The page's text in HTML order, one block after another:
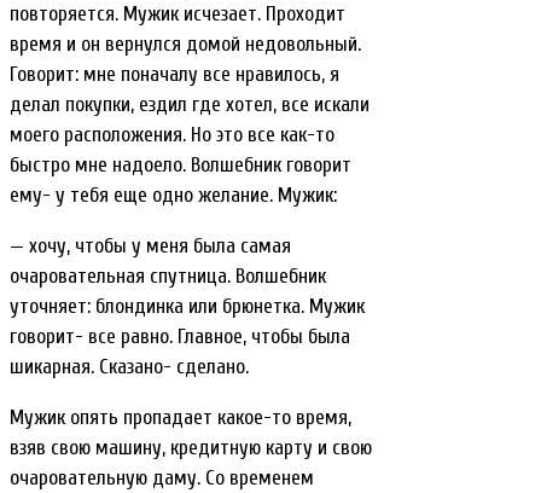
повторяется. Мужик исчезает. Проходит
время и он вернулся домой недовольный.
Говорит: мне поначалу все нравилось, я
делал покупки, ездил где хотел, все искали
моего расположения. Но это все как-то
быстро мне надоело. Волшебник говорит
ему- у тебя еще одно желание. Мужик:
— хочу, чтобы у меня была самая
очаровательная спутница. Волшебник
уточняет: блондинка или брюнетка. Мужик
говорит- все равно. Главное, чтобы была
шикарная. Сказано- сделано.
Мужик опять пропадает какое-то время,
взяв свою машину, кредитную карту и свою
очаровательную даму. Со временем